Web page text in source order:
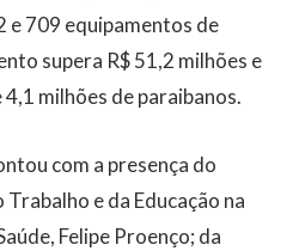
e 709 equipamentos de
supera R$ 51,2 milhões e
milhões de paraibanos.
com a presença do
e da Educação na
Felipe Proenço; da